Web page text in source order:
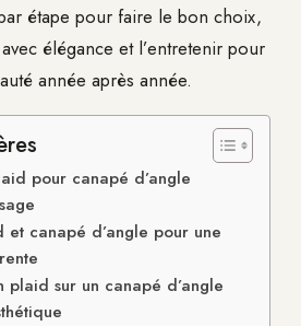
étape pour faire le bon choix,
élégance et l’entretenir pour
année après année.
pour canapé d’angle
et canapé d’angle pour une
plaid sur un canapé d’angle